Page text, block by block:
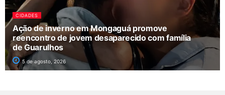
CIDADES
Ação de inverno em Mongaguá promove
reencontro de jovem desaparecido com família
de Guarulhos
5 de agosto, 2026